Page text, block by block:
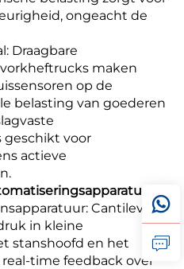
ongeacht de
Draagbare
maken
op de
belasting van goederen
geschikt voor
actieve
Cantilever-
in kleine
stanshoofd en het
time feedback over